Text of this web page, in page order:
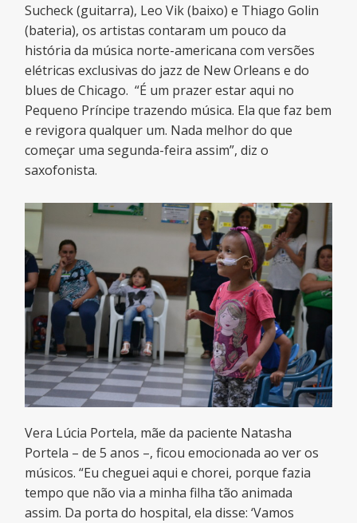
Sucheck (guitarra), Leo Vik (baixo) e Thiago Golin
(bateria), os artistas contaram um pouco da
história da música norte-americana com versões
elétricas exclusivas do jazz de New Orleans e do
blues de Chicago. “É um prazer estar aqui no
Pequeno Príncipe trazendo música. Ela que faz bem
e revigora qualquer um. Nada melhor do que
começar uma segunda-feira assim”, diz o
saxofonista.
Vera Lúcia Portela, mãe da paciente Natasha
Portela – de 5 anos –, ficou emocionada ao ver os
músicos. “Eu cheguei aqui e chorei, porque fazia
tempo que não via a minha filha tão animada
assim. Da porta do hospital, ela disse: ‘Vamos